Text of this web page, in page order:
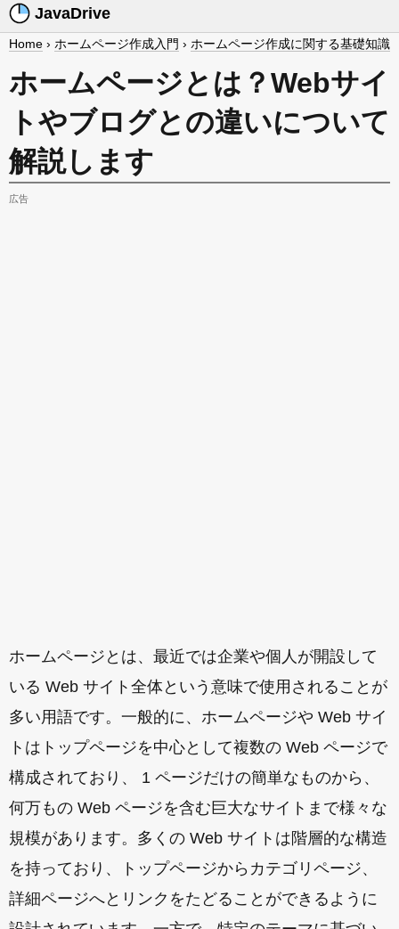
JavaDrive
Home › ホームページ作成入門 › ホームページ作成に関する基礎知識
ホームページとは？Webサイ
トやブログとの違いについて
解説します
広告
ホームページとは、最近では企業や個人が開設して
いる Web サイト全体という意味で使用されることが
多い用語です。一般的に、ホームページや Web サイ
トはトップページを中心として複数の Web ページで
構成されており、 1 ページだけの簡単なものから、
何万もの Web ページを含む巨大なサイトまで様々な
規模があります。多くの Web サイトは階層的な構造
を持っており、トップページからカテゴリページ、
詳細ページへとリンクをたどることができるように